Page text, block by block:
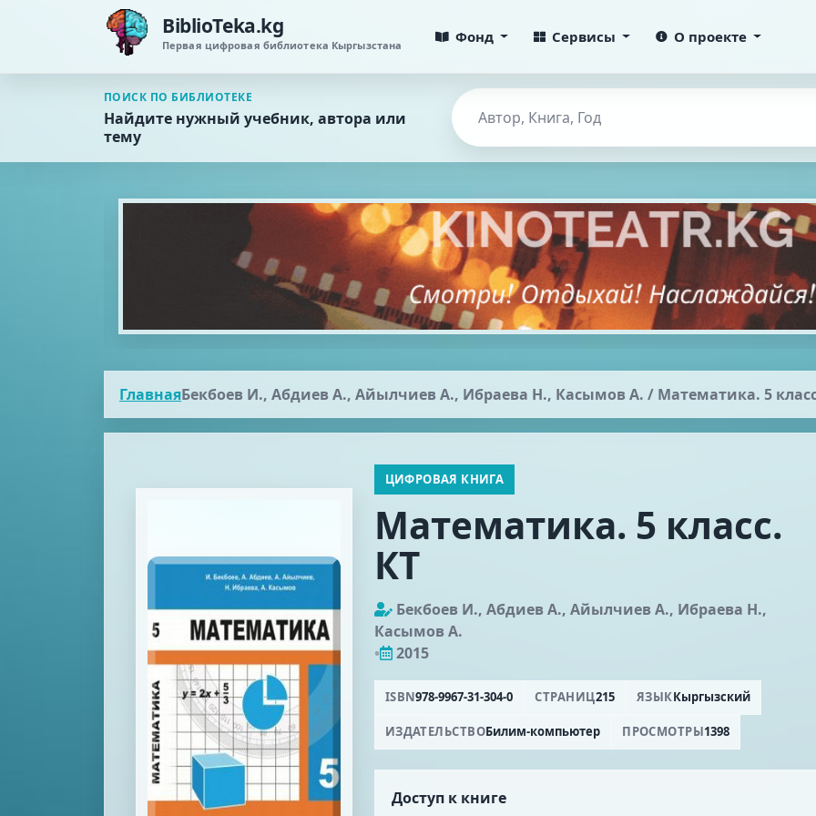
BiblioTeka.kg
Первая цифровая библиотека Кыргызстана Фонд Сервисы О проекте
ПОИСК ПО БИБЛИОТЕКЕ
Найдите нужный учебник, автора или
тему
ГлавнаяБекбоев И., Абдиев А., Айылчиев А., Ибраева Н., Касымов А. / Математика. 5
ЦИФРОВАЯ КНИГА
Математика. 5 класс.
КТ
Бекбоев И., Абдиев А., Айылчиев А., Ибраева Н.,
Касымов А.
•
2015
ISBN978-9967-31-304-0 СТРАНИЦ215 ЯЗЫККыргызский
ИЗДАТЕЛЬСТВОБилим-компьютер ПРОСМОТРЫ1398
Доступ к книге